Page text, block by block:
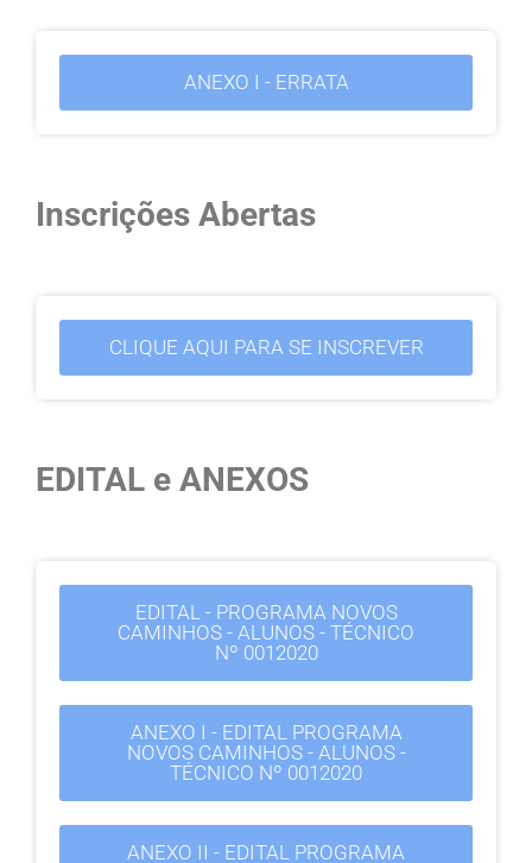
ANEXO I - ERRATA
Inscrições Abertas
CLIQUE AQUI PARA SE INSCREVER
EDITAL e ANEXOS
EDITAL - PROGRAMA NOVOS
CAMINHOS - ALUNOS - TÉCNICO
Nº 0012020
ANEXO I - EDITAL PROGRAMA
NOVOS CAMINHOS - ALUNOS -
TÉCNICO Nº 0012020
ANEXO II - EDITAL PROGRAMA